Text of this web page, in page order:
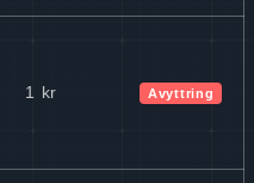
1 kr Avyttring